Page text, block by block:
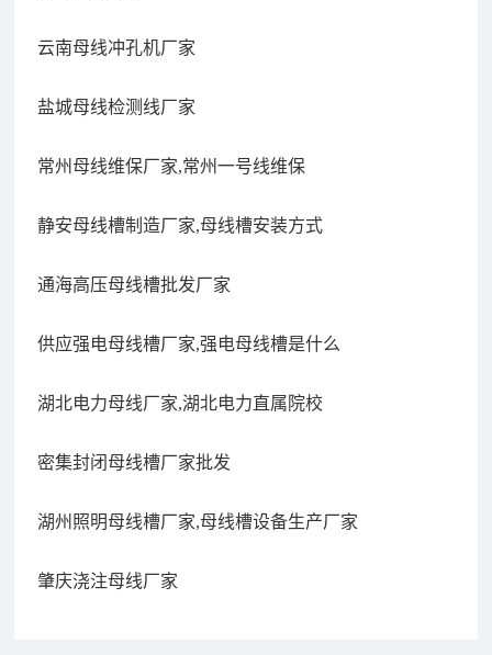
云南母线冲孔机厂家
盐城母线检测线厂家
常州母线维保厂家,常州一号线维保
静安母线槽制造厂家,母线槽安装方式
通海高压母线槽批发厂家
供应强电母线槽厂家,强电母线槽是什么
湖北电力母线厂家,湖北电力直属院校
密集封闭母线槽厂家批发
湖州照明母线槽厂家,母线槽设备生产厂家
肇庆浇注母线厂家